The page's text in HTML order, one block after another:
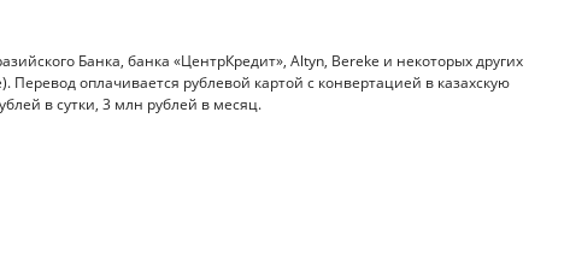
Банка, банка «ЦентрКредит», Altyn, Bereke и некоторых других
оплачивается рублевой картой с конвертацией в казахскую
в сутки, 3 млн рублей в месяц.